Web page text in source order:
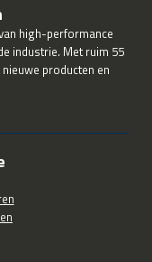
high-performance
industrie. Met ruim 55
producten en